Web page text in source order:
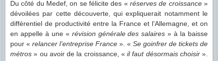
Du côté du Medef, on se félicite des « réserves de croissance»
dévoilées par cette découverte, qui expliquerait notamment le
différentiel de productivité entre la France et l’Allemagne, et on
en appelle à une « révision générale des salaires » à la baisse
pour « relancer l’entreprise France ». « Se goinfrer de tickets de
métros » ou avoir de la croissance, « il faut désormais choisir».